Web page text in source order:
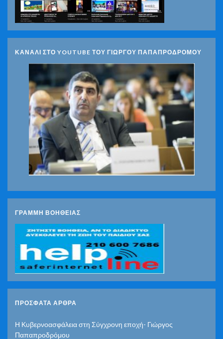
ΚΑΝΑΛΙ ΣΤΟ YOUTUBE ΤΟΥ ΓΙΩΡΓΟΥ ΠΑΠΑΠΡΟΔΡΟΜΟΥ
ΓΡΑΜΜΗ ΒΟΗΘΕΙΑΣ
ΠΡΌΣΦΑΤΑ ΆΡΘΡΑ
Η Κυβερνοασφάλεια στη Σύγχρονη εποχή- Γιώργος
Παπαπροδρόμου